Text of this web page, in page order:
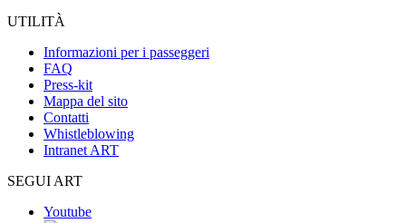
UTILITÀ
Informazioni per i passeggeri
FAQ
Press-kit
Mappa del sito
Contatti
Whistleblowing
Intranet ART
SEGUI ART
Youtube